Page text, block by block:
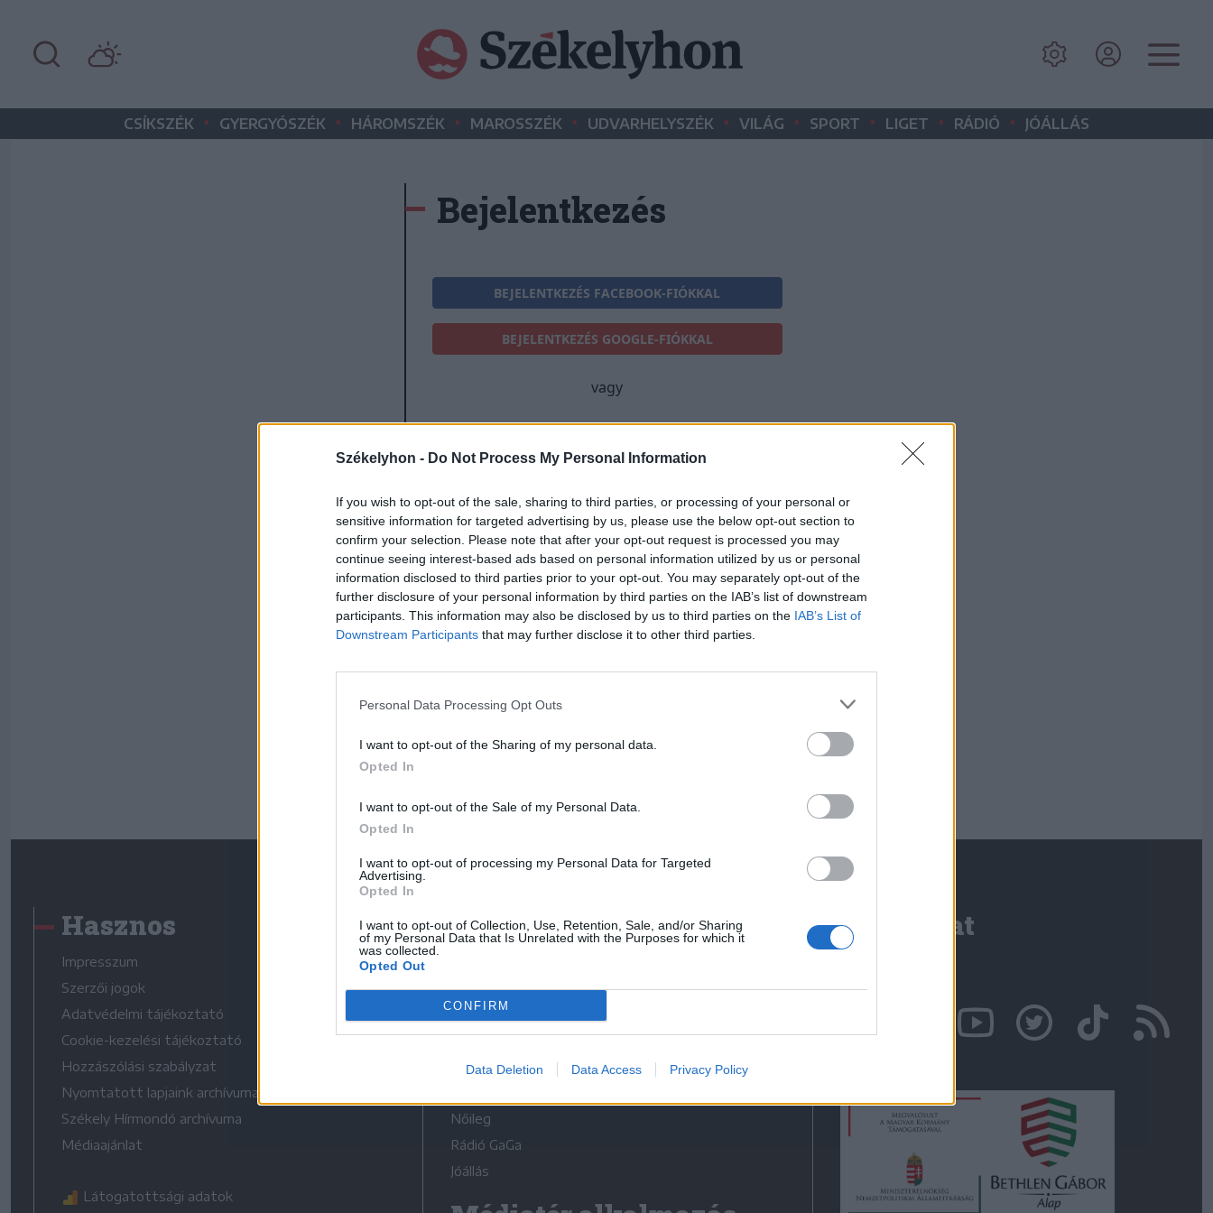
Székelyhon - Do Not Process My Personal Information
If you wish to opt-out of the sale, sharing to third parties, or processing of your personal or
sensitive information for targeted advertising by us, please use the below opt-out section to
confirm your selection. Please note that after your opt-out request is processed you may
continue seeing interest-based ads based on personal information utilized by us or personal
information disclosed to third parties prior to your opt-out. You may separately opt-out of the
further disclosure of your personal information by third parties on the IAB’s list of downstream
participants. This information may also be disclosed by us to third parties on the IAB’s List of
Downstream Participants that may further disclose it to other third parties.
Personal Data Processing Opt Outs
I want to opt-out of the Sharing of my personal data.
Opted In
I want to opt-out of the Sale of my Personal Data.
Opted In
I want to opt-out of processing my Personal Data for Targeted
Advertising.
Opted In
I want to opt-out of Collection, Use, Retention, Sale, and/or Sharing
of my Personal Data that Is Unrelated with the Purposes for which it
was collected.
Opted Out
CONFIRM
Data Deletion Data Access Privacy Policy
CSÍKSZÉK • GYERGYÓSZÉK • HÁROMSZÉK • MAROSSZÉK • UDVARHELYSZÉK • VILÁG • SPORT • LIGET • RÁDIÓ • JÓÁLLÁS
Bejelentkezés
BEJELENTKEZÉS FACEBOOK-FIÓKKAL
BEJELENTKEZÉS GOOGLE-FIÓKKAL
vagy
E-mail-cím
Jelszó
Elfelejtette a jelszavát?
BEJELENTKEZÉS
Hasznos
Impresszum
Szerzői jogok
Adatvédelmi tájékoztató
Cookie-kezelési tájékoztató
Hozzászólási szabályzat
Nyomtatott lapjaink archívuma
Székely Hírmondó archívuma
Médiaajánlat
Látogatottsági adatok
Médiatér
Liget
Krónika
Bihari Napló
Erdélyi Napló
Nőileg
Rádió GaGa
Jóállás
Kapcsolat